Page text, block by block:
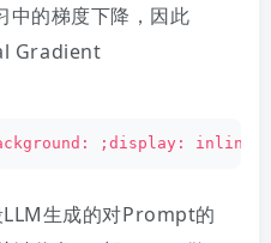
中的梯度下降，因此
Gradient
;display:
生成的对Prompt的